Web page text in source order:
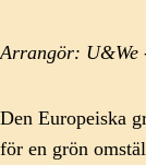
Arrangör: U&We
Den Europeiska
för en grön